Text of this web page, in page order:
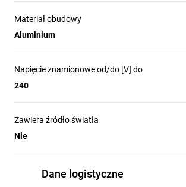
Materiał obudowy
Aluminium
Napięcie znamionowe od/do [V] do
240
Zawiera źródło światła
Nie
Dane logistyczne